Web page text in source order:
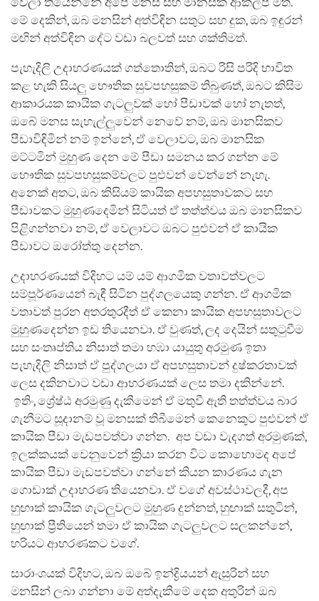
මේ දෙකින්, ඔබ මනසින් අත්විඳින සතුට සහ දුක, ඔබ ඉඳුරන්
මඟින් අත්විඳින දේට වඩා බලවත් සහ ශක්තිමත්.
පැහැදිලි උදාහරණයක් ගත්තොතින්, ඔබට රිසි පරිදි භාවිත
කළ හැකි සියලු භෞතික සුවපහසුකම් තිබුණත්, ඔබට කිසිම
ආකාරයක කායික ගැටලුවක් හෝ පීඩාවක් හෝ නැතත්,
ඔබේ මනස සැහැල්ලුවෙන් නෙවේ නම්, ඔබ මානසිකව
පීඩාවිඳිමින් නම් ඉන්නේ, ඒ වෙලාවට, ඔබ මානසික
මට්ටමින් මුහුණ දෙන මේ පීඩා සමනය කර ගන්න මේ
භෞතික සුවපහසුකම්වලට පුළුවන් වෙන්නේ නැහැ.
අනෙක් අතට, ඔබ කිසියම් කායික අපහසුතාවකට සහ
පීඩාවකට මුහුණදෙමින් සිටියත් ඒ තත්ත්වය ඔබ මානසිකව
පිළිගන්නවා නම්, ඒ වෙලාවට ඔබට පුළුවන් ඒ කායික
පීඩාවට ඔරෝත්තු දෙන්න.
උදාහරණයක් විදිහට යම් යම් ආගමික වතාවත්වලට
සම්පූර්ණයෙන් බැඳී සිටින පුද්ගලයෙකු ගන්න. ඒ ආගමික
වතාවත් පුරන අතරතුරදීත් ඒ කෙනා කායික අපහසුතාවලට
මුහුණදෙන්න ඉඩ තියෙනවා. ඒ වුණත්, ලද දෙයින් සතුටුවීම
සහ සංතෘප්තිය නිසාත් තමා හඹා යායුතු අරමුණ ඉතා
පැහැදිලි නිසාත් ඒ පුද්ගලයා ඒ අපහසුතාවන් දුෂ්කරතාවක්
ලෙස දකිනවාට වඩා ආභරණයක් ලෙස තමා දකින්නේ.
ඉතිං, ශ්‍රේෂ්ඨ අරමුණු දැකීමෙන් ඒ මතුවී ඇති තත්ත්වය බාර
ගැනීමට සූදානම් වූ මනසක් තිබීමෙන් කෙනෙකුට පුළුවන් ඒ
කායික පීඩා මැඩපවත්වා ගන්න. අප වඩා වැදගත් අරමුණක්,
ඉලක්කයක් වෙනුවෙන් ක්‍රියා කරන විට කොහොමද අපේ
කායික පීඩා මැඩපවත්වා ගන්නේ කියන කාරණය ගැන
ගොඩාක් උදාහරණ තියෙනවා. ඒ වගේ අවස්ථාවලදී, අප
හුඟාක් කායික ගැටලුවලට මුහුණ දුන්නත්, හුඟාක් සතුටින්,
හුඟාක් ප්‍රීතියෙන් තමා ඒ කායික ගැටලුවලට සලකන්නේ,
හරියට ආභරණකට වගේ.
සාරාංශයක් විදිහට, ඔබ ඔබේ ඉන්ද්‍රියයන් ඇසුරින් සහ
මනසින් ලබා ගන්නා මේ අත්දැකීමේ දෙක අතුරින් ඔබ